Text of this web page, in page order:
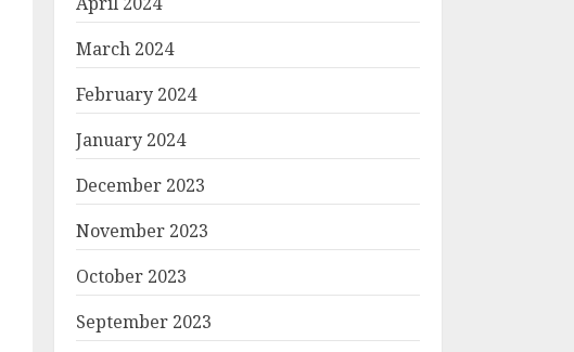
March 2024
February 2024
January 2024
December 2023
November 2023
October 2023
September 2023